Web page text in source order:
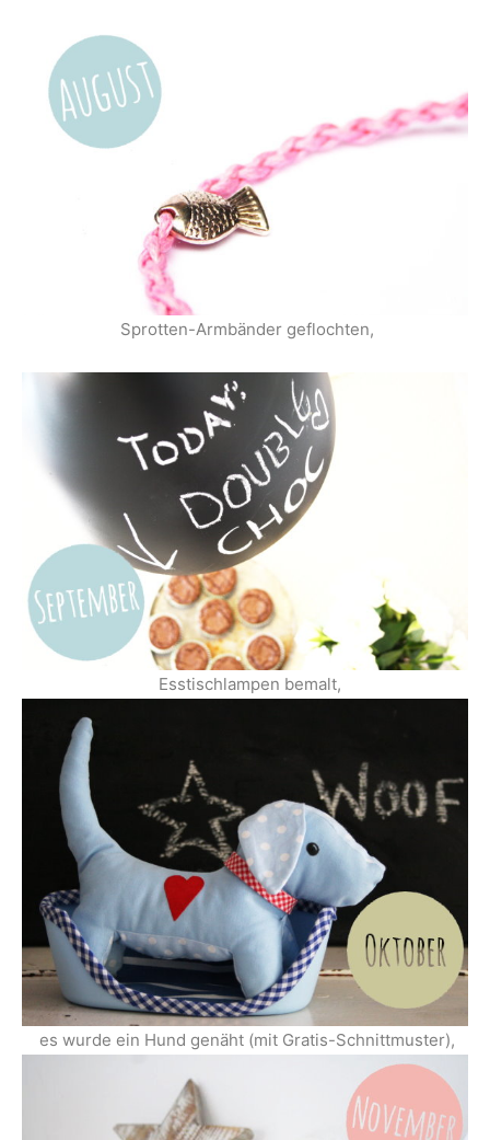
Sprotten-Armbänder geflochten,
Esstischlampen bemalt,
es wurde ein Hund genäht (mit Gratis-Schnittmuster),